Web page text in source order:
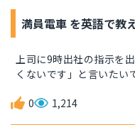
満員電車 を英語で教
上司に9時出社の指示を
くないです」と言いたい
0 1,214